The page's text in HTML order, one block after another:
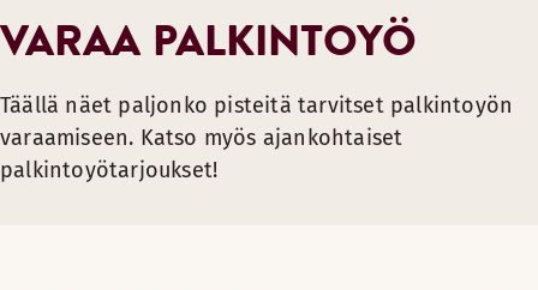
VARAA PALKINTOYÖ
Täällä näet paljonko pisteitä tarvitset palkintoyön
varaamiseen. Katso myös ajankohtaiset
palkintoyötarjoukset!
PALKINTOYÖTARJOUKSET SUOMESSA
ELOKUU
Hotelli